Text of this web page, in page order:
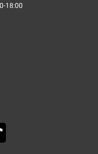
18:00